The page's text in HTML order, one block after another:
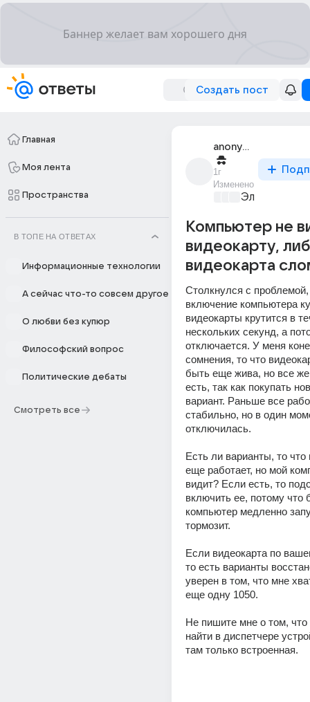
Создать пост
Главная
Моя лента
Пространства
В ТОПЕ НА ОТВЕТАХ
Информационные технологии
А сейчас что-то совсем другое
О любви без купюр
Философский вопрос
Политические дебаты
Смотреть все
anonymous
1г
Изменено
Компьютер не
видеокарту,
видеокарта
Столкнулся с проблемой,
включение компьютера
видеокарты крутится в
нескольких секунд, а
отключается. У меня
сомнения, то что
быть еще жива, но все
есть, так как покупать
вариант. Раньше все
стабильно, но в один
отключилась.
Есть ли варианты, то что
еще работает, но мой
видит? Если есть, то
включить ее, потому что
компьютер медленно
тормозит.
Если видеокарта по
то есть варианты
уверен в том, что мне
еще одну 1050.
Не пишите мне о том,
найти в диспетчере
там только встроенная.